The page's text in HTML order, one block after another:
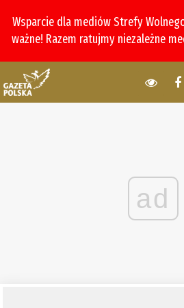
Wsparcie dla mediów Strefy
ważne! Razem ratujmy niezależne
ad